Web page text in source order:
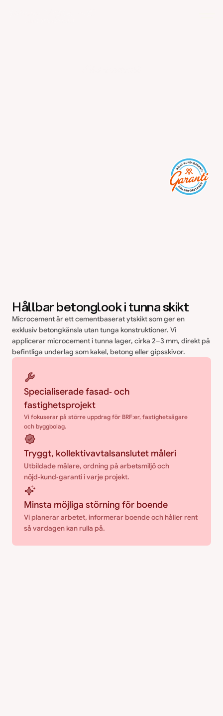
Hållbar betonglook i tunna skikt
Microcement är ett cementbaserat ytskikt som ger en
exklusiv betongkänsla utan tunga konstruktioner. Vi
applicerar microcement i tunna lager, cirka 2–3 mm, direkt på
befintliga underlag som kakel, betong eller gipsskivor.
Specialiserade fasad‑ och
fastighetsprojekt
Vi fokuserar på större uppdrag för BRF:er, fastighetsägare
och byggbolag.
Tryggt, kollektivavtalsanslutet måleri
Utbildade målare, ordning på arbetsmiljö och
nöjd‑kund‑garanti i varje projekt.
Minsta möjliga störning för boende
Vi planerar arbetet, informerar boende och håller rent
så vardagen kan rulla på.